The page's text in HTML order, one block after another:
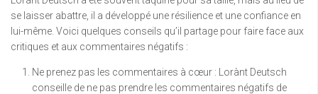
se laisser abattre, il a développé une résilience et une confiance en
lui-même. Voici quelques conseils qu’il partage pour faire face aux
critiques et aux commentaires négatifs :
Ne prenez pas les commentaires à cœur : Lorànt Deutsch
conseille de ne pas prendre les commentaires négatifs de